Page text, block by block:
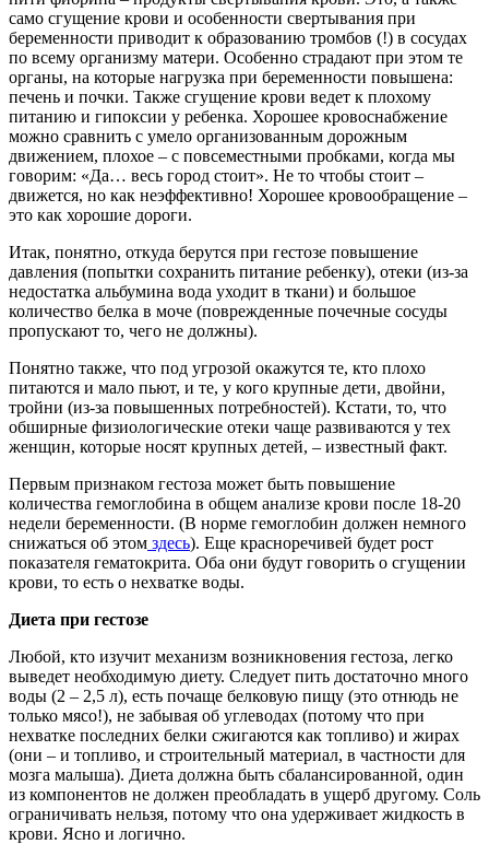
само сгущение крови и особенности свертывания при
беременности приводит к образованию тромбов (!) в сосудах
по всему организму матери. Особенно страдают при этом те
органы, на которые нагрузка при беременности повышена:
печень и почки. Также сгущение крови ведет к плохому
питанию и гипоксии у ребенка. Хорошее кровоснабжение
можно сравнить с умело организованным дорожным
движением, плохое – с повсеместными пробками, когда мы
говорим: «Да… весь город стоит». Не то чтобы стоит –
движется, но как неэффективно! Хорошее кровообращение –
это как хорошие дороги.
Итак, понятно, откуда берутся при гестозе повышение
давления (попытки сохранить питание ребенку), отеки (из-за
недостатка альбумина вода уходит в ткани) и большое
количество белка в моче (поврежденные почечные сосуды
пропускают то, чего не должны).
Понятно также, что под угрозой окажутся те, кто плохо
питаются и мало пьют, и те, у кого крупные дети, двойни,
тройни (из-за повышенных потребностей). Кстати, то, что
обширные физиологические отеки чаще развиваются у тех
женщин, которые носят крупных детей, – известный факт.
Первым признаком гестоза может быть повышение
количества гемоглобина в общем анализе крови после 18-20
недели беременности. (В норме гемоглобин должен немного
снижаться об этом здесь). Еще красноречивей будет рост
показателя гематокрита. Оба они будут говорить о сгущении
крови, то есть о нехватке воды.
Диета при гестозе
Любой, кто изучит механизм возникновения гестоза, легко
выведет необходимую диету. Следует пить достаточно много
воды (2 – 2,5 л), есть почаще белковую пищу (это отнюдь не
только мясо!), не забывая об углеводах (потому что при
нехватке последних белки сжигаются как топливо) и жирах
(они – и топливо, и строительный материал, в частности для
мозга малыша). Диета должна быть сбалансированной, один
из компонентов не должен преобладать в ущерб другому. Соль
ограничивать нельзя, потому что она удерживает жидкость в
крови. Ясно и логично.